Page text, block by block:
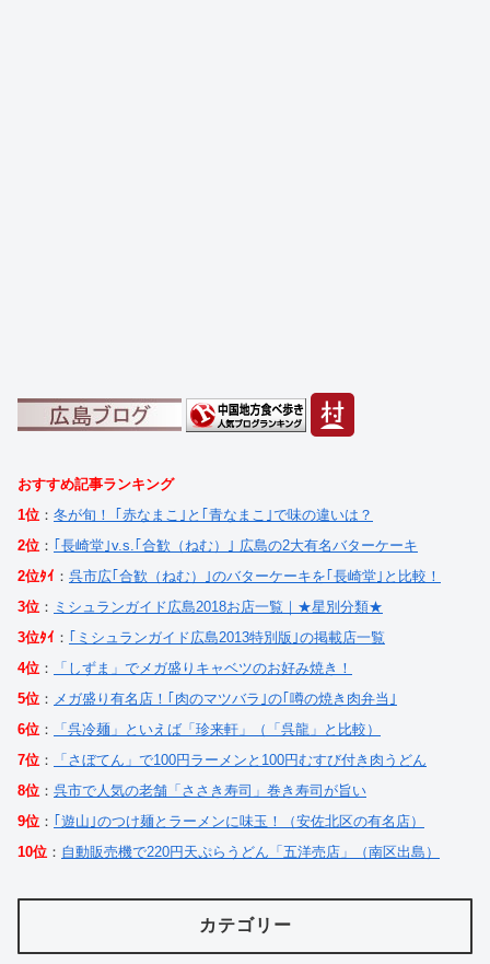
おすすめ記事ランキング
1位 ： 冬が旬！ ｢赤なまこ｣と｢青なまこ｣で味の違いは？
2位 ： ｢長崎堂｣v.s.｢合歓（ねむ）｣ 広島の2大有名バターケーキ
2位ﾀｲ ： 呉市広｢合歓（ねむ）｣のバターケーキを｢長崎堂｣と比較！
3位 ： ミシュランガイド広島2018お店一覧｜★星別分類★
3位ﾀｲ ： ｢ミシュランガイド広島2013特別版｣の掲載店一覧
4位 ：
「しずま」でメガ盛りキャベツのお好み焼き！
5位 ： メガ盛り有名店！｢肉のマツバラ｣の｢噂の焼き肉弁当｣
6位 ：
「呉冷麺」といえば「珍来軒」（「呉龍」と比較）
7位 ：
「さぼてん」で100円ラーメンと100円むすび付き肉うどん
8位 ： 呉市で人気の老舗「ささき寿司」巻き寿司が旨い
9位 ： ｢遊山｣のつけ麺とラーメンに味玉！（安佐北区の有名店）
10位 ： 自動販売機で220円天ぷらうどん「五洋売店」（南区出島）
カテゴリー